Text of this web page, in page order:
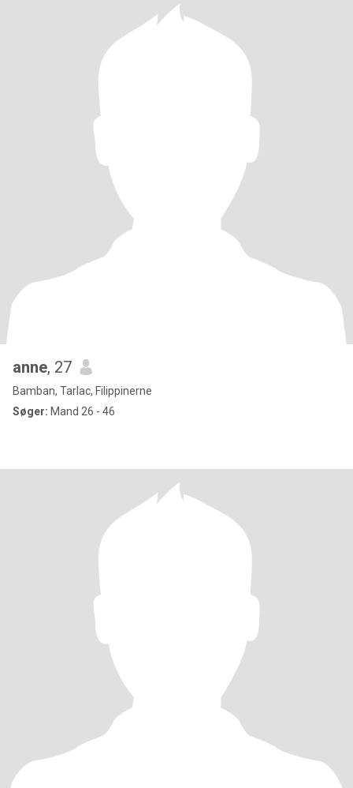
anne, 27
Bamban, Tarlac, Filippinerne
Søger: Mand 26 - 46